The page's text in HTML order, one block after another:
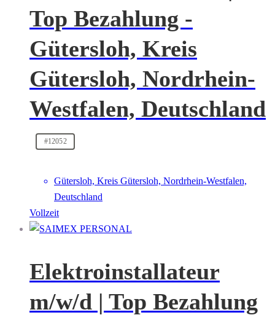
Top Bezahlung -
Gütersloh, Kreis
Gütersloh, Nordrhein-
Westfalen, Deutschland
#12052
Gütersloh, Kreis Gütersloh, Nordrhein-Westfalen,
Deutschland
Vollzeit
Elektroinstallateur
m/w/d | Top Bezahlung